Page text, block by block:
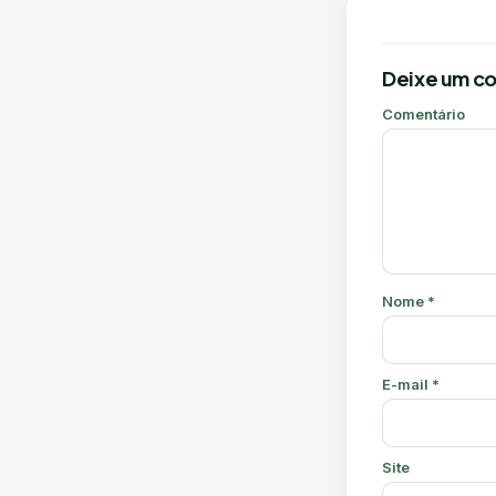
Deixe um
Comentário
Nome *
E-mail *
Site